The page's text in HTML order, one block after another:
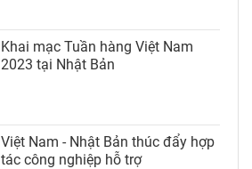
Khai mạc Tuần hàng Việt Nam
2023 tại Nhật Bản
Việt Nam - Nhật Bản thúc đẩy hợp
tác công nghiệp hỗ trợ